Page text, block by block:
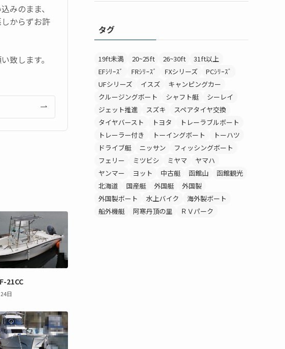
みのまま、
からずお許
致します。
21CC
日
タグ
19ft未満 20~25ft 26~30ft
31ft以上
EFｼﾘｰｽﾞ
FRｼﾘｰｽﾞ FXシリーズ
PCｼﾘｰｽﾞ
UFシリーズ
イスズ
キャンピングカー
クルージングボート
シャフト艇
シーレイ
ジェット推進
スズキ
スペアタイヤ交換
タイヤバースト
トヨタ
トレーラブルボート
トレーラー付き
トーイングボート
トーハツ
ドライブ艇
ニッサン
フィッシングボート
フェリー
ミツビシ ミヤマ
ヤマハ
ヤンマー
ヨット 中古艇 函館山
函館観光
北海道
国産艇 外国艇
外国製
外国製ボート
水上バイク
海外製ボート
船外機艇
阿寒丹頂の里 ＲＶパーク